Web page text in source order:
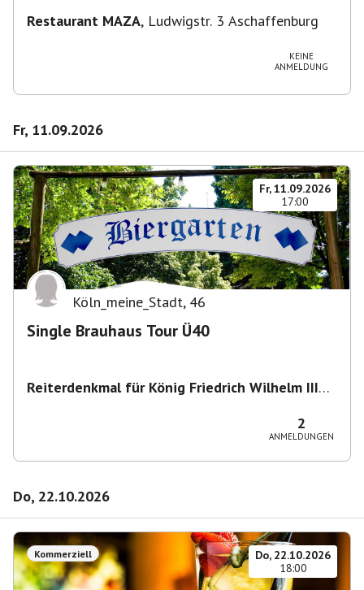
Restaurant MAZA, Ludwigstr. 3 Aschaffenburg
KEINE
ANMELDUNG
Fr, 11.09.2026
Fr, 11.09.2026
17:00
Köln_meine_Stadt, 46
Single Brauhaus Tour Ü40
Reiterdenkmal für König Friedrich Wilhelm III
2
ANMELDUNGEN
Do, 22.10.2026
Kommerziell
Do, 22.10.2026
18:00